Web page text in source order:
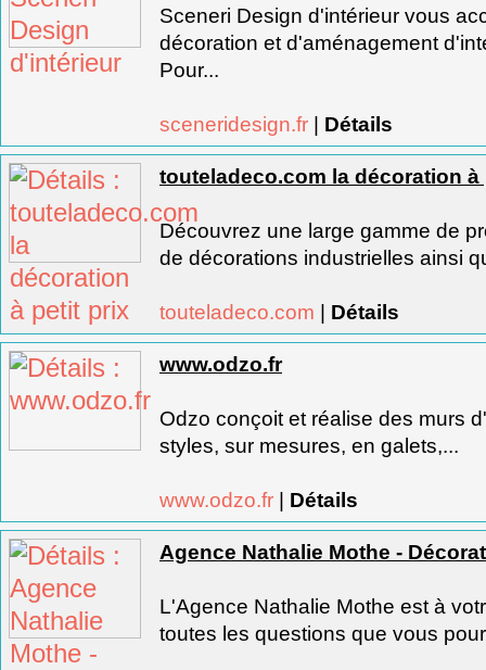
Sceneri Design d'intérieur vous
décoration et d'aménagement
Pour...
sceneridesign.fr | Détails
touteladeco.com la décoration à
Découvrez une large gamme de
de décorations industrielles ainsi
touteladeco.com | Détails
www.odzo.fr
Odzo conçoit et réalise des murs
styles, sur mesures, en galets,...
www.odzo.fr | Détails
Agence Nathalie Mothe -
L'Agence Nathalie Mothe est à
toutes les questions que vous